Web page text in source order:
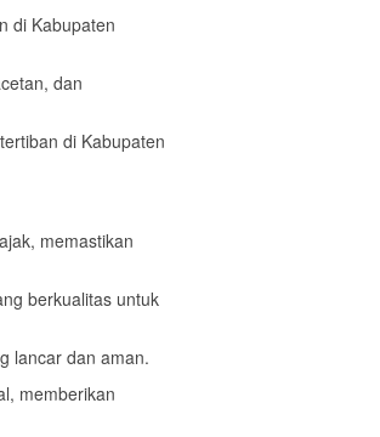
di Kabupaten
dan
di Kabupaten
memastikan
berkualitas untuk
lancar dan aman.
memberikan